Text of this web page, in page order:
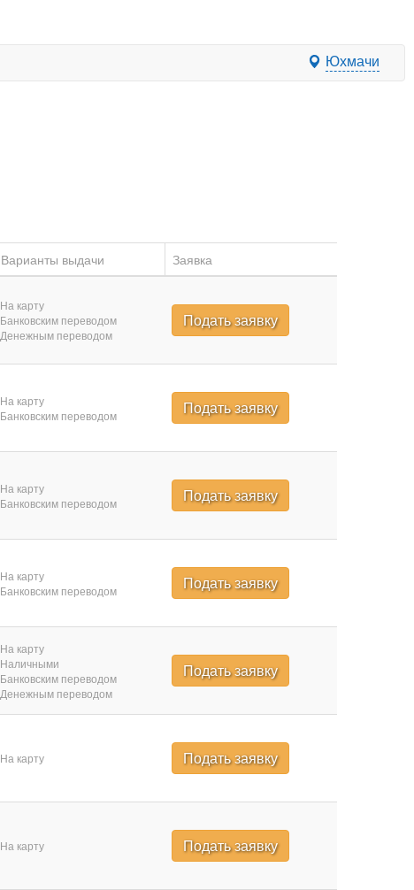
Юхмачи
Варианты выдачи Заявка
На карту
Банковским переводом
Денежным переводом
Подать заявку
На карту
Банковским переводом
Подать заявку
На карту
Банковским переводом
Подать заявку
На карту
Банковским переводом
Подать заявку
На карту
Наличными
Банковским переводом
Денежным переводом
Подать заявку
На карту Подать заявку
На карту Подать заявку